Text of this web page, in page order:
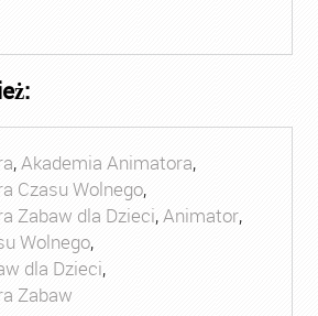
,Akademia Animatora,
Czasu Wolnego,
Zabaw dla Dzieci,Animator,
Wolnego,
dla Dzieci,
Zabaw